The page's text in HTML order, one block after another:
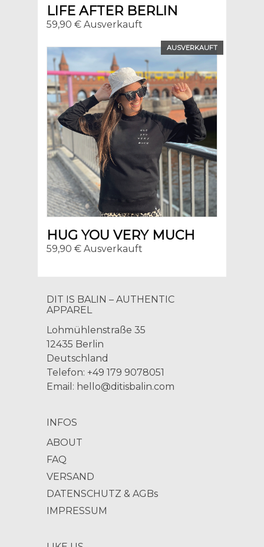
LIFE AFTER BERLIN
59,90 € Ausverkauft
AUSVERKAUFT
HUG YOU VERY MUCH
59,90 € Ausverkauft
DIT IS BALIN – AUTHENTIC
APPAREL
Lohmühlenstraße 35
12435 Berlin
Deutschland
Telefon: +49 179 9078051
Email: hello@ditisbalin.com
INFOS
ABOUT
FAQ
VERSAND
DATENSCHUTZ & AGBs
IMPRESSUM